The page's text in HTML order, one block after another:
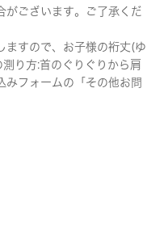
がございます。ご了承くだ
すので、お子様の裄丈(ゆ
り方:首のぐりぐりから肩
みフォームの「その他お問